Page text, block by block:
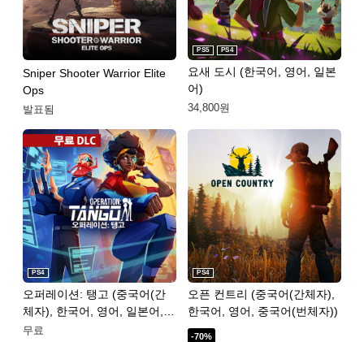
Sniper Shooter Warrior Elite
Ops
발표됨
요새 도시 (한국어, 영어, 일본
어)
PS5 PS4
34,800원
오퍼레이션: 탱고 (중국어(간
체자), 한국어, 영어, 일본어,
중국어(번체자))
PS4
무료
오픈 컨트리 (중국어(간체자),
한국어, 영어, 중국어(번체자))
PS4
-70%